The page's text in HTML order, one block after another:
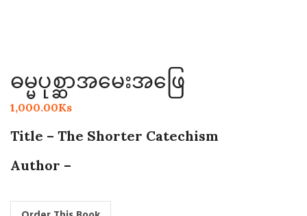
ဓမ္မပုစ္ဆာအမေးအဖြေ
1,000.00Ks
Title – The Shorter Catechism
Author –